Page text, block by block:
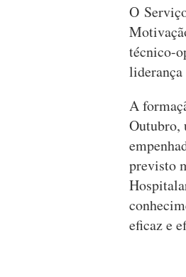
O
técnico-
liderança
A
Outubro,
previsto
eficaz e